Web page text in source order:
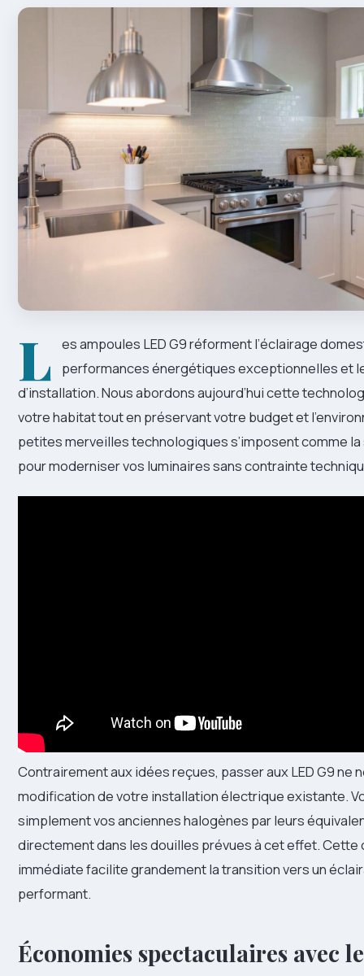
L es ampoules LED G9 réforment l’éclairage
performances énergétiques exceptionnelles et
d’installation. Nous abordons aujourd’hui cette
votre habitat tout en préservant votre budget et
petites merveilles technologiques s’imposent comme
pour moderniser vos luminaires sans contrainte
Contrairement aux idées reçues, passer aux LED G9 ne
modification de votre installation électrique existante.
simplement vos anciennes halogènes par leurs
directement dans les douilles prévues à cet effet.
immédiate facilite grandement la transition vers un
performant.
Économies spectaculaires avec